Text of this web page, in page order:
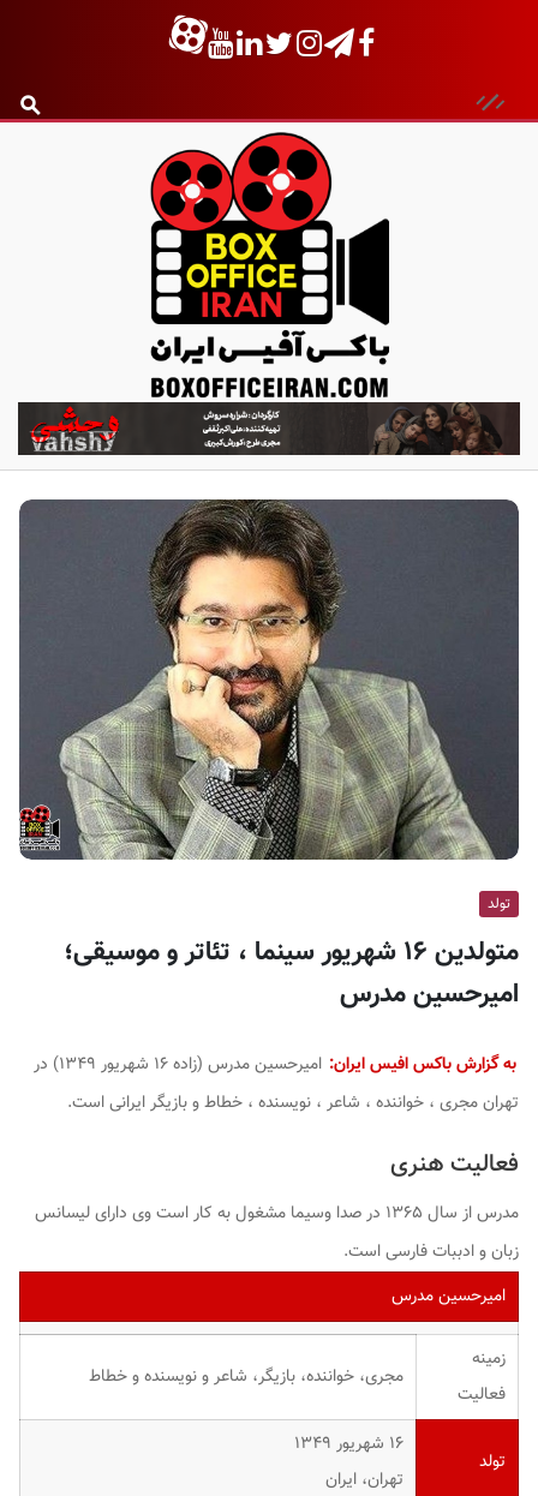
ب
ا
ک
س
ر
ا
ن
تولد
متولدین ۱۶ شهریور سینما ، تئاتر و موسیقی؛
امیرحسین مدرس
به گزارش باکس افیس ایران:
امیرحسین مدرس (زاده ۱۶ شهریور ۱۳۴۹) در
تهران مجری ، خواننده ، شاعر ، نویسنده ، خطاط و بازیگر ایرانی است.
فعالیت هنری
مدرس از سال ۱۳۶۵ در صدا وسیما مشغول به کار است وی دارای لیسانس
زبان و ادببات فارسی است.
امیرحسین مدرس
زمینه
فعالیت
مجری، خواننده، بازیگر، شاعر و نویسنده و خطاط
تولد
۱۶ شهریور ۱۳۴۹
تهران، ایران